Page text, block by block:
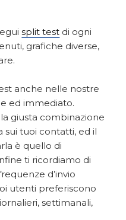
split test di ogni
grafiche diverse,
anche nelle nostre
ed immediato.
giusta combinazione
sui tuoi contatti, ed il
è quello di
ti ricordiamo di
d’invio
utenti preferiscono
settimanali,